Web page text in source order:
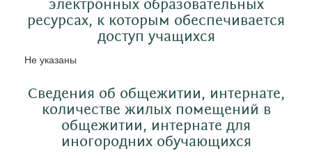
электронных образовательных
ресурсах, к которым обеспечивается
доступ учащихся
Не указаны
Сведения об общежитии, интернате,
количестве жилых помещений в
общежитии, интернате для
иногородних обучающихся